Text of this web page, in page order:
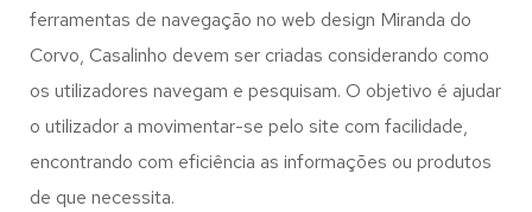
ferramentas de navegação no web design Miranda do
Corvo, Casalinho devem ser criadas considerando como
os utilizadores navegam e pesquisam. O objetivo é ajudar
o utilizador a movimentar-se pelo site com facilidade,
encontrando com eficiência as informações ou produtos
de que necessita.